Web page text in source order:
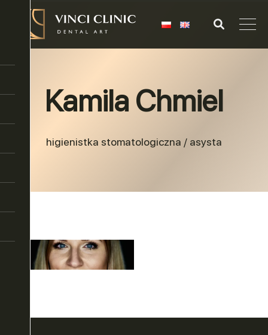
Kamila Chmiel
higienistka stomatologiczna / asysta